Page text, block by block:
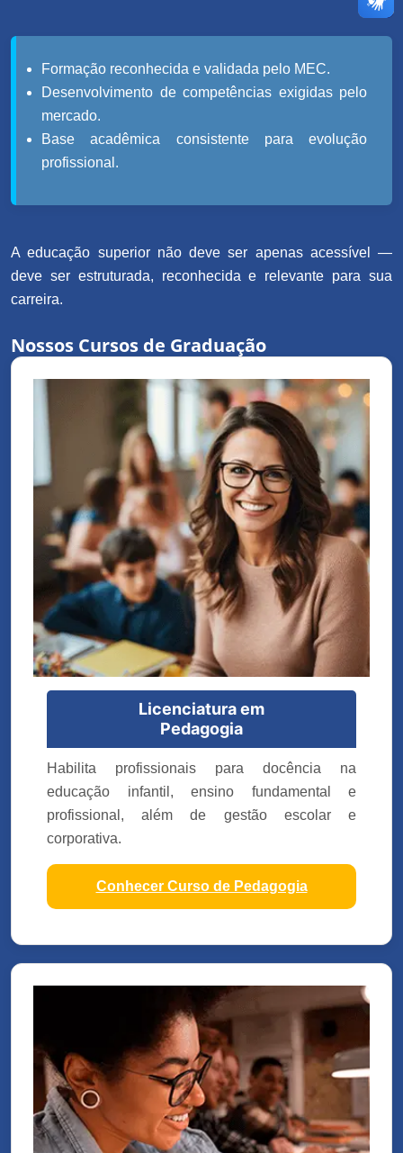
Formação reconhecida e validada pelo MEC.
Desenvolvimento de competências exigidas pelo
mercado.
Base acadêmica consistente para evolução
profissional.
A educação superior não deve ser apenas acessível —
deve ser estruturada, reconhecida e relevante para sua
carreira.
Nossos Cursos de Graduação
Licenciatura em
Pedagogia
Habilita profissionais para docência na
educação infantil, ensino fundamental e
profissional, além de gestão escolar e
corporativa.
Conhecer Curso de Pedagogia